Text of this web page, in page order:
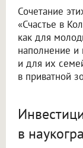
Сочетание
«Счастье в
как для
наполнение и
и для их
в приватной
в